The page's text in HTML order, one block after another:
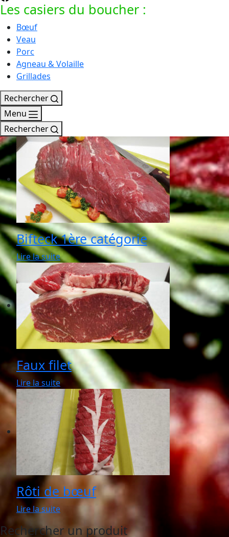
Les casiers du boucher :
Bœuf
Veau
Porc
Agneau & Volaille
Grillades
Rechercher
Menu
Rechercher
Bifteck 1ère catégorie
Lire la suite
Faux filet
Lire la suite
Rôti de bœuf
Lire la suite
Rechercher un produit